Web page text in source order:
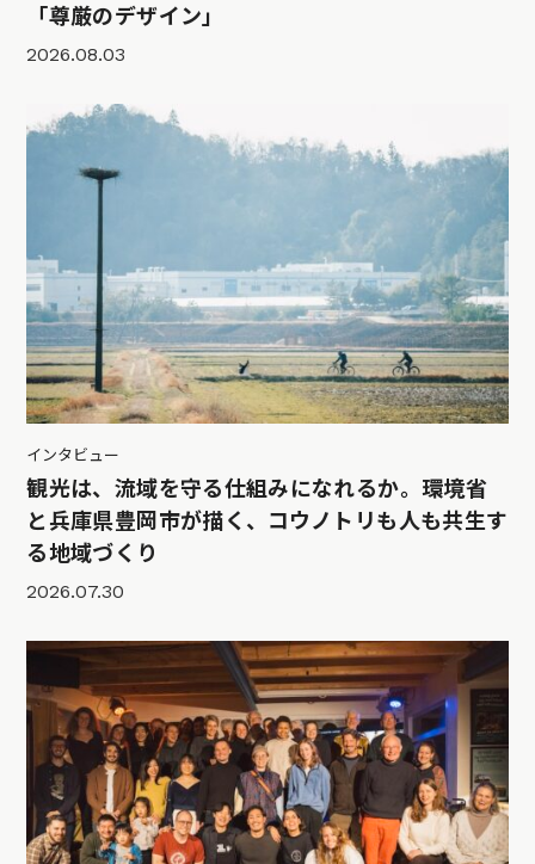
「尊厳のデザイン」
2026.08.03
インタビュー
観光は、流域を守る仕組みになれるか。環境省
と兵庫県豊岡市が描く、コウノトリも人も共生す
る地域づくり
2026.07.30